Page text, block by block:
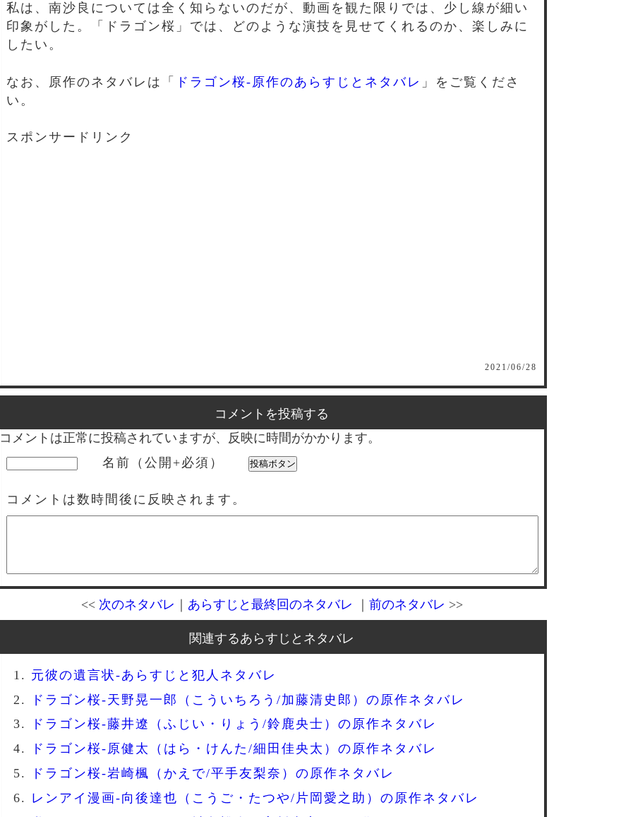
私は、南沙良については全く知らないのだが、動画を観た限りでは、少し線が細い
印象がした。「ドラゴン桜」では、どのような演技を見せてくれるのか、楽しみに
したい。
なお、原作のネタバレは「 ドラゴン桜-原作のあらすじとネタバレ 」をご覧くださ
い。
スポンサードリンク
2021/06/28
コメントを投稿する
コメントは正常に投稿されていますが、反映に時間がかかります。
名前（公開+必須）
コメントは数時間後に反映されます。
<< 次のネタバレ ｜ あらすじと最終回のネタバレ ｜ 前のネタバレ >>
関連するあらすじとネタバレ
元彼の遺言状-あらすじと犯人ネタバレ
ドラゴン桜-天野晃一郎（こういちろう/加藤清史郎）の原作ネタバレ
ドラゴン桜-藤井遼（ふじい・りょう/鈴鹿央士）の原作ネタバレ
ドラゴン桜-原健太（はら・けんた/細田佳央太）の原作ネタバレ
ドラゴン桜-岩崎楓（かえで/平手友梨奈）の原作ネタバレ
レンアイ漫画-向後達也（こうご・たつや/片岡愛之助）の原作ネタバレ